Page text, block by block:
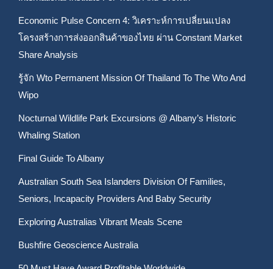
Economic Pulse Concern 4: วิเคราะห์การเปลี่ยนแปลง
โครงสร้างการส่งออกสินค้าของไทย ผ่าน Constant Market
Share Analysis
รู้จัก Wto Permanent Mission Of Thailand To The Wto And
Wipo
Nocturnal Wildlife Park Excursions @ Albany’s Historic
Whaling Station
Final Guide To Albany
Australian South Sea Islanders Division Of Families,
Seniors, Incapacity Providers And Baby Security
Exploring Australias Vibrant Meals Scene
Bushfire Geoscience Australia